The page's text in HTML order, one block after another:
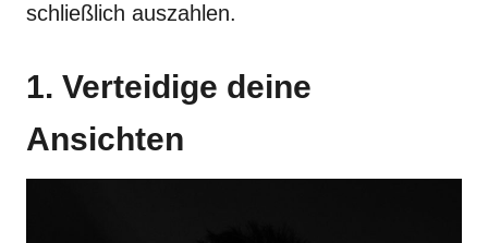
schließlich auszahlen.
1. Verteidige deine
Ansichten